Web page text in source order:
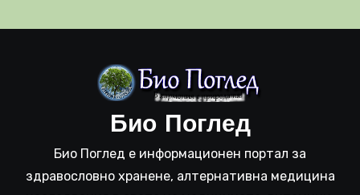
Био Поглед
Био Поглед е информационен портал за
здравословно хранене, алтернативна медицина